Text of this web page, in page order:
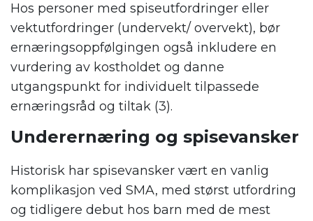
Hos personer med spiseutfordringer eller
vektutfordringer (undervekt/ overvekt), bør
ernæringsoppfølgingen også inkludere en
vurdering av kostholdet og danne
utgangspunkt for individuelt tilpassede
ernæringsråd og tiltak (3).
Underernæring og spisevansker
Historisk har spisevansker vært en vanlig
komplikasjon ved SMA, med størst utfordring
og tidligere debut hos barn med de mest